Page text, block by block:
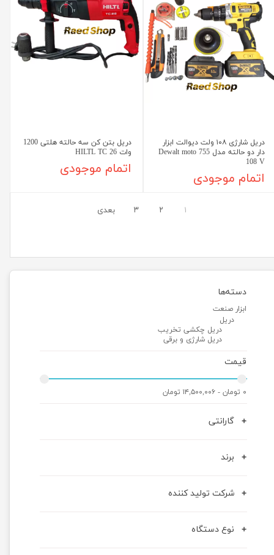
دسته‌ها
ابزار صنعت
دریل
دریل چکشی تخریب
دریل شارژی و برقی
قیمت
۰ تومان - ۱۴,۵۰۰,۰۰۶ تومان
گارانتی
برند
شرکت تولید کننده
نوع دستگاه
دریل شارژی ۱۰۸ ولت دیوالت ابزار
دار دو حالته مدل Dewalt moto 755
108 V
اتمام موجودی
دریل بتن کن سه حالته هلتی 1200
وات HILTL TC 26
اتمام موجودی
۱ ۲ ۳ بعدی